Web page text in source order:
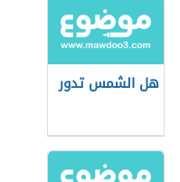
هل الشمس تدور